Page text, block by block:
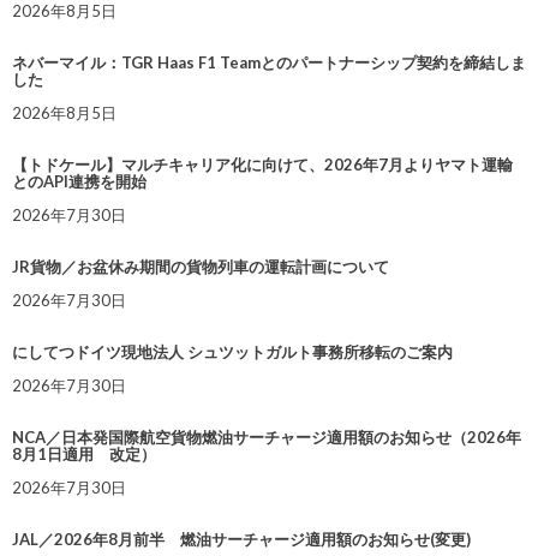
2026年8月5日
ネバーマイル：TGR Haas F1 Teamとのパートナーシップ契約を締結しま
した
2026年8月5日
【トドケール】マルチキャリア化に向けて、2026年7月よりヤマト運輸
とのAPI連携を開始
2026年7月30日
JR貨物／お盆休み期間の貨物列車の運転計画について
2026年7月30日
にしてつドイツ現地法人 シュツットガルト事務所移転のご案内
2026年7月30日
NCA／日本発国際航空貨物燃油サーチャージ適用額のお知らせ（2026年
8月1日適用 改定）
2026年7月30日
JAL／2026年8月前半 燃油サーチャージ適用額のお知らせ(変更)